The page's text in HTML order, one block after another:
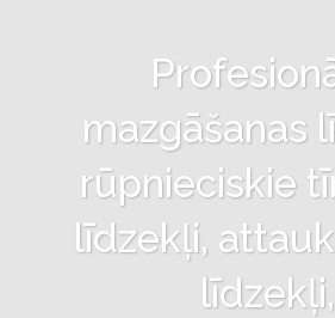
mazgāšanas
rūpnieciskie
līdzekļi,
līdzekļi,